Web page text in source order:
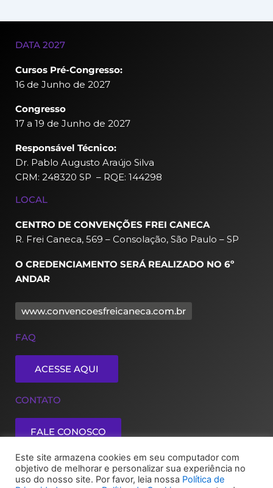
DATA 2027
Cursos Pré-Congresso:
16 de Junho de 2027
Congresso
17 a 19 de Junho de 2027
Responsável Técnico:
Dr. Pablo Augusto Araújo Silva
CRM: 248320 SP – RQE: 144298
LOCAL
CENTRO DE CONVENÇÕES FREI CANECA
R. Frei Caneca, 569 – Consolação, São Paulo – SP
O CREDENCIAMENTO SERÁ REALIZADO NO 6º
ANDAR
www.convencoesfreicaneca.com.br
FAQ
ACESSE AQUI
CONTATO
FALE CONOSCO
Política de Privacidade Política de Cookies
Este site armazena cookies em seu computador com
objetivo de melhorar e personalizar sua experiência no
uso do nosso site. Por favor, leia nossa Política de